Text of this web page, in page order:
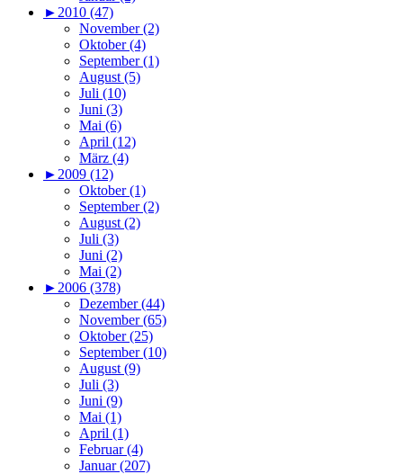
► 2010 (47)
November (2)
Oktober (4)
September (1)
August (5)
Juli (10)
Juni (3)
Mai (6)
April (12)
März (4)
► 2009 (12)
Oktober (1)
September (2)
August (2)
Juli (3)
Juni (2)
Mai (2)
► 2006 (378)
Dezember (44)
November (65)
Oktober (25)
September (10)
August (9)
Juli (3)
Juni (9)
Mai (1)
April (1)
Februar (4)
Januar (207)